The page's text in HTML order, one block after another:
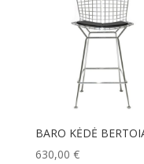
BARO KĖDĖ
630,00 €